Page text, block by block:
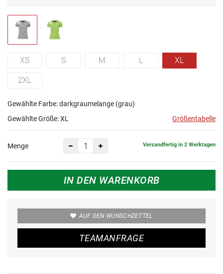
XS S M L XL
2XL
Gewählte Farbe: darkgraumelange (grau)
Gewählte Größe:XL Größentabelle
Menge Versandfertig in 2 Werktagen
IN DEN WARENKORB
AUF DEN WUNSCHZETTEL
TEAMANFRAGE